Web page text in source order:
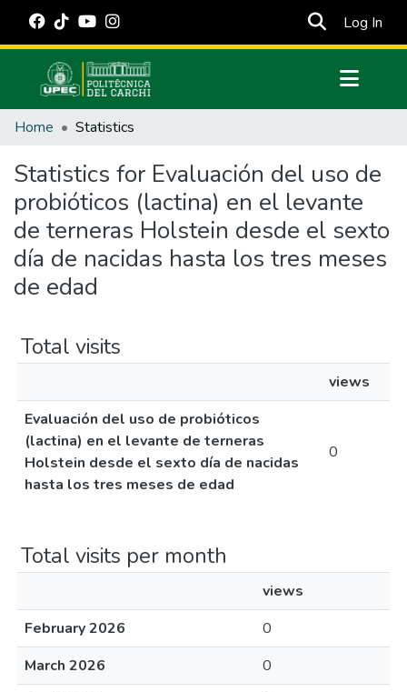
Log In
Communities & Collections
Estadísticas Externas
Manuales
Home Statistics
Statistics for Evaluación del uso de
probióticos (lactina) en el levante
de terneras Holstein desde el sexto
día de nacidas hasta los tres meses
de edad
Total visits
views
Evaluación del uso de probióticos
(lactina) en el levante de terneras
Holstein desde el sexto día de nacidas
hasta los tres meses de edad
0
Total visits per month
views
February 2026
0
March 2026
0